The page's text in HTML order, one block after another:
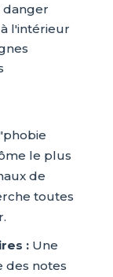
danger
l'intérieur
le plus
de
toutes
:Une
des notes